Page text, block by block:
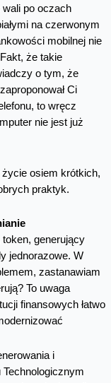
po oczach
na czerwonym
mobilnej nie
że takie
o tym, że
Ci
to wręcz
nie jest już
osiem krótkich,
praktyk.
generujący
jednorazowe. W
zastanawiam
To uwaga
finansowych łatwo
i
Technologicznym